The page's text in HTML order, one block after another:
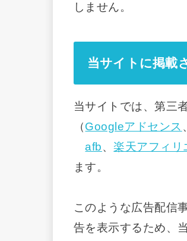
しません。
当サイトに掲載
当サイトでは、第三
（Googleアドセンス
afb、楽天アフィリ
ます。
このような広告配信
告を表示するため、